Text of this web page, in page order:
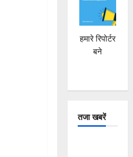
हमारे रिपोर्टर
बने
तजा खबरें